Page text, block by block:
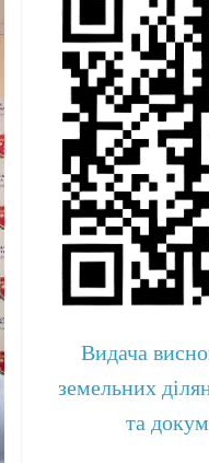
Видача
земельних
та